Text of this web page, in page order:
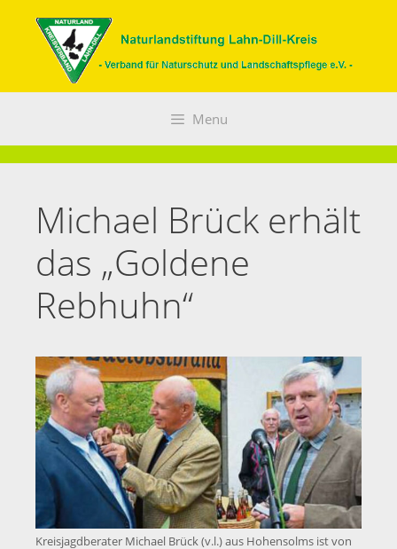
springen
Menu
Michael Brück erhält
das „Goldene
Rebhuhn“
Kreisjagdberater Michael Brück (v.l.) aus Hohensolms ist von